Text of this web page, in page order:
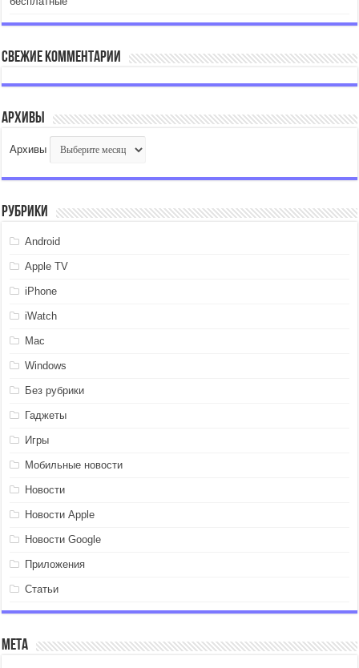
Свежие комментарии
Архивы
Архивы
Рубрики
Android
Apple TV
iPhone
iWatch
Mac
Windows
Без рубрики
Гаджеты
Игры
Мобильные новости
Новости
Новости Apple
Новости Google
Приложения
Статьи
Мета